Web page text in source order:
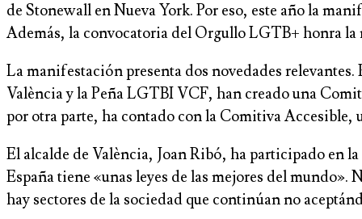
de Stonewall en Nueva York. Por eso, este año la
Además, la convocatoria del Orgullo LGTB+ honra
La manifestación presenta dos novedades
València y la Peña LGTBI VCF, han creado una
por otra parte, ha contado con la Comitiva
El alcalde de València, Joan Ribó, ha participado en
España tiene «unas leyes de las mejores del
hay sectores de la sociedad que continúan no